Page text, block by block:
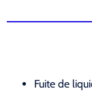
Fuite de